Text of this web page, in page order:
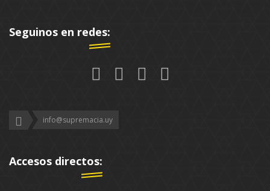
Seguinos en redes:
info@supremacia.uy
Accesos directos: